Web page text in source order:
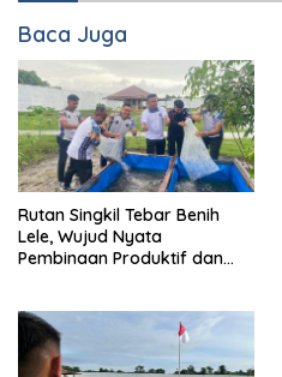
Baca Juga
Rutan Singkil Tebar Benih
Lele, Wujud Nyata
Pembinaan Produktif dan